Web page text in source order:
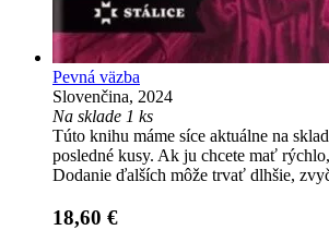
Pevná väzba
Slovenčina, 2024
Na sklade 1 ks
Túto knihu máme síce aktuálne na
posledné kusy. Ak ju chcete mať
Dodanie ďalších môže trvať dlhšie,
18,60 €